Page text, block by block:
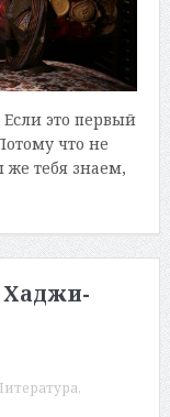
это первый
что не
же тебя знаем,
Хаджи-
,